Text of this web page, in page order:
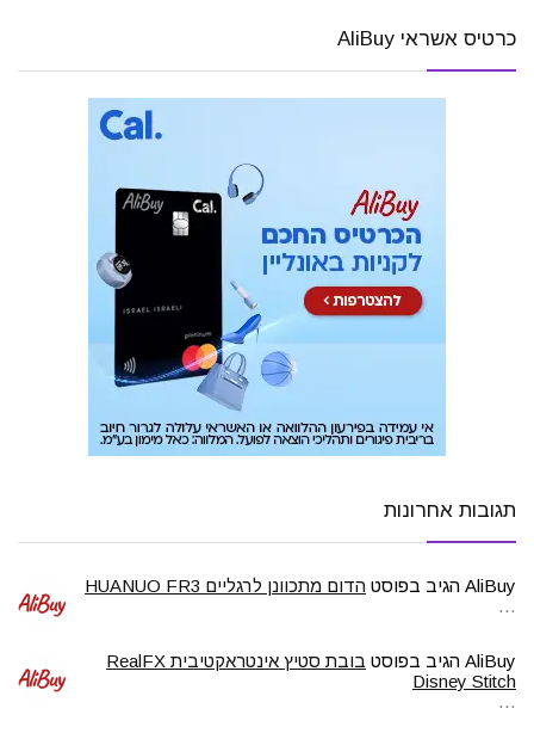
כרטיס אשראי AliBuy
תגובות אחרונות
AliBuy הגיב בפוסט הדום מתכוונן לרגליים HUANUO FR3
…
AliBuy הגיב בפוסט
בובת סטיץ אינטראקטיבית RealFX
Disney Stitch
…